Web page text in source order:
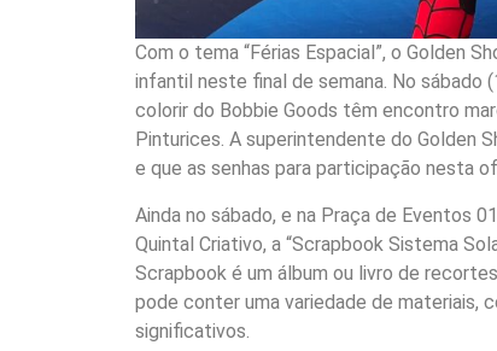
Com o tema “Férias Espacial”, o Golden
infantil neste final de semana. No sábado
colorir do Bobbie Goods têm encontro
Pinturices. A superintendente do Golden
e que as senhas para participação nesta
Ainda no sábado, e na Praça de Eventos
Quintal Criativo, a “Scrapbook Sistema
Scrapbook é um álbum ou livro de
pode conter uma variedade de
significativos.